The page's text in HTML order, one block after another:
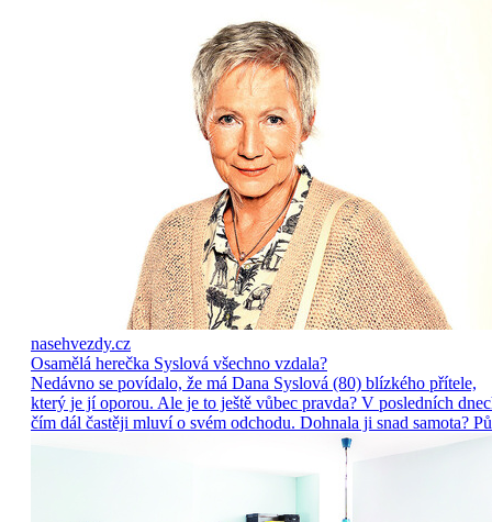
nasehvezdy.cz
Osamělá herečka Syslová všechno vzdala?
Nedávno se povídalo, že má Dana Syslová (80) blízkého přítele,
který je jí oporou. Ale je to ještě vůbec pravda? V posledních
čím dál častěji mluví o svém odchodu. Dohnala ji snad samota?